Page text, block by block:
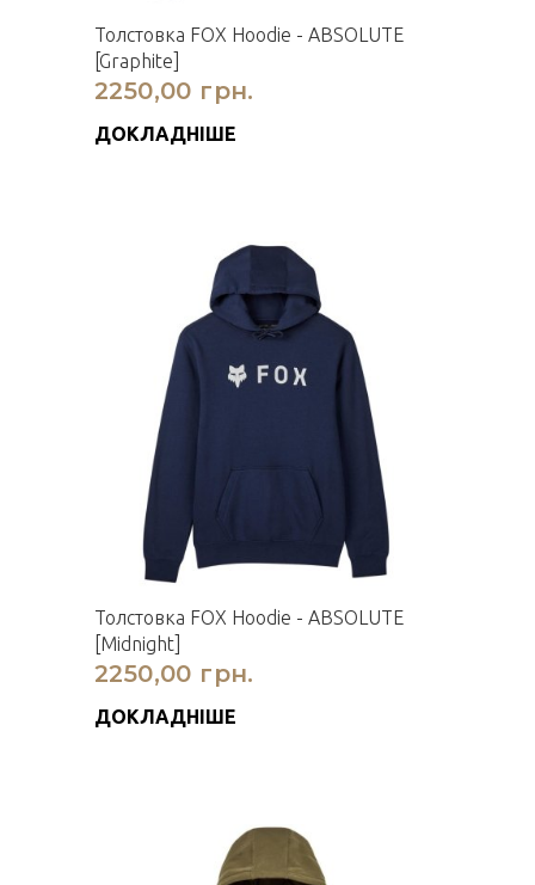
Толстовка FOX Hoodie - ABSOLUTE
[Graphite]
2250,00 грн.
ДОКЛАДНІШЕ
Толстовка FOX Hoodie - ABSOLUTE
[Midnight]
2250,00 грн.
ДОКЛАДНІШЕ